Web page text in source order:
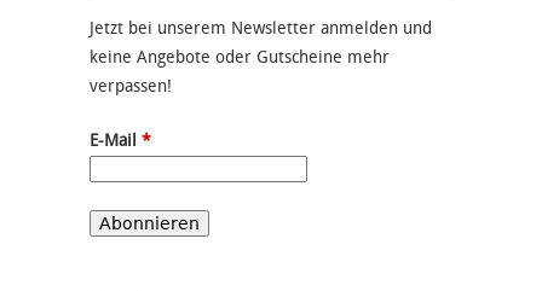
Jetzt bei unserem Newsletter anmelden und
keine Angebote oder Gutscheine mehr
verpassen!
E-Mail *